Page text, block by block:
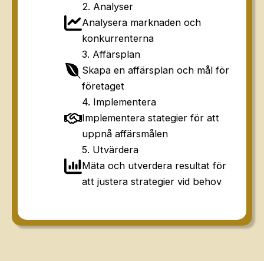
2. Analyser
Analysera marknaden och
konkurrenterna
3. Affärsplan
Skapa en affärsplan och mål för
företaget
4. Implementera
Implementera stategier för att
uppnå affärsmålen
5. Utvärdera
Mäta och utverdera resultat för
att justera strategier vid behov